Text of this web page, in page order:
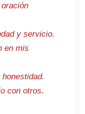
y servicio.
en mis
con otros.